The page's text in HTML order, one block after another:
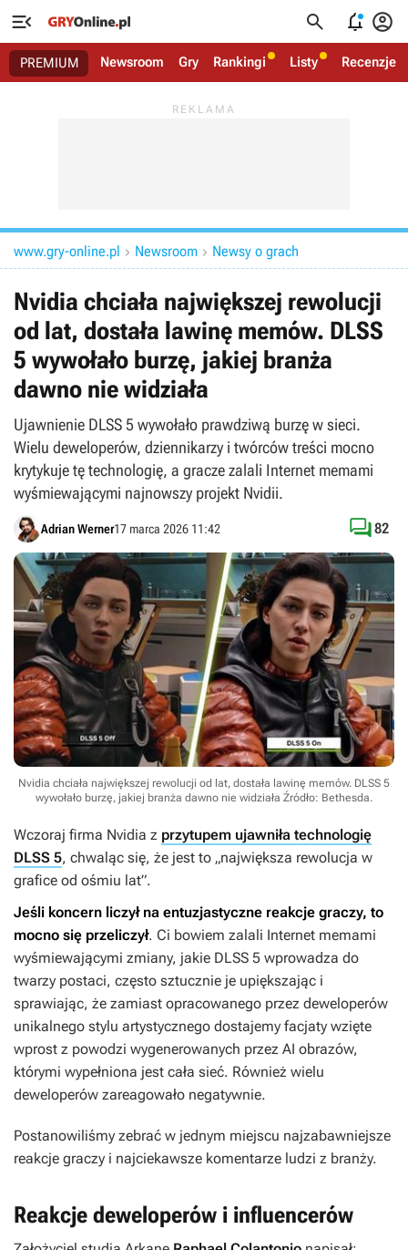
   
PREMIUM Newsroom Gry Rankingi Listy Recenzje
www.gry-online.pl  Newsroom  Newsy o grach
Nvidia chciała największej rewolucji
od lat, dostała lawinę memów. DLSS
5 wywołało burzę, jakiej branża
dawno nie widziała
Ujawnienie DLSS 5 wywołało prawdziwą burzę w sieci.
Wielu deweloperów, dziennikarzy i twórców treści mocno
krytykuje tę technologię, a gracze zalali Internet memami
wyśmiewającymi najnowszy projekt Nvidii.
Adrian Werner17 marca 2026 11:42 82
Nvidia chciała największej rewolucji od lat, dostała lawinę memów. DLSS 5
wywołało burzę, jakiej branża dawno nie widziała Źródło: Bethesda.
Wczoraj firma Nvidia z przytupem ujawniła technologię
DLSS 5, chwaląc się, że jest to „największa rewolucja w
grafice od ośmiu lat”.
Jeśli koncern liczył na entuzjastyczne reakcje graczy, to
mocno się przeliczył. Ci bowiem zalali Internet memami
wyśmiewającymi zmiany, jakie DLSS 5 wprowadza do
twarzy postaci, często sztucznie je upiększając i
sprawiając, że zamiast opracowanego przez deweloperów
unikalnego stylu artystycznego dostajemy facjaty wzięte
wprost z powodzi wygenerowanych przez AI obrazów,
którymi wypełniona jest cała sieć. Również wielu
deweloperów zareagowało negatywnie.
Postanowiliśmy zebrać w jednym miejscu najzabawniejsze
reakcje graczy i najciekawsze komentarze ludzi z branży.
Reakcje deweloperów i influencerów